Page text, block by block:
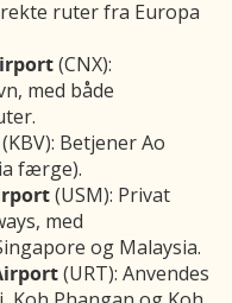
ruter fra Europa
(CNX):
med både
(KBV): Betjener Ao
færge).
(USM): Privat
med
og Malaysia.
(URT): Anvendes